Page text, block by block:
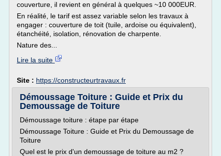
couverture, il revient en général à quelques ~10 000EUR.
En réalité, le tarif est assez variable selon les travaux à
engager : couverture de toit (tuile, ardoise ou équivalent),
étanchéité, isolation, rénovation de charpente.
Nature des...
Lire la suite
Site : https://constructeurtravaux.fr
Démoussage Toiture : Guide et Prix du
Demoussage de Toiture
Démoussage toiture : étape par étape
Démoussage Toiture : Guide et Prix du Demoussage de
Toiture
Quel est le prix d'un demoussage de toiture au m2 ?